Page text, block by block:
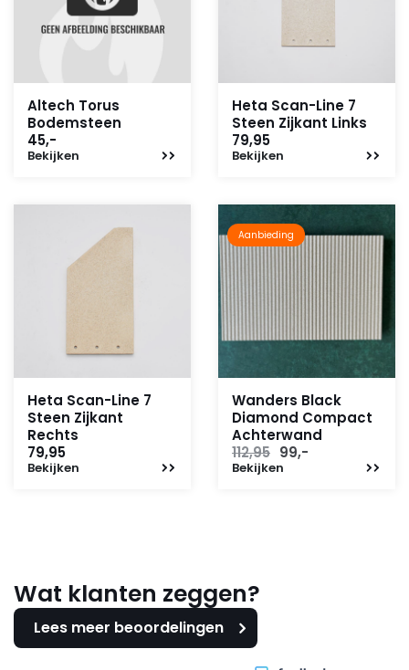
Altech Torus
Bodemsteen
45,-
Bekijken
Heta Scan-Line 7
Steen Zijkant Links
79,95
Bekijken
Heta Scan-Line 7
Steen Zijkant
Rechts
79,95
Bekijken
Aanbieding
Wanders Black
Diamond Compact
Achterwand
112,95 Oorspronkelijke
prijs
99,-
Bekijken
Wat klanten zeggen?
Lees meer beoordelingen